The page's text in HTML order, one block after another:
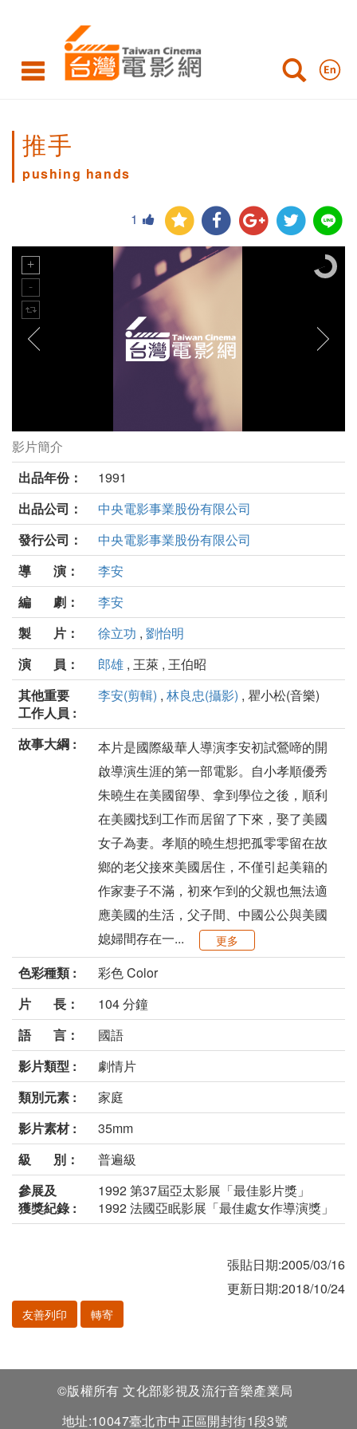
推手
pushing hands
1
推手劇照
影片簡介
出品年份：
1991
出品公司：
中央電影事業股份有限公司
發行公司：
中央電影事業股份有限公司
導 演：
李安
編 劇：
李安
製 片：
徐立功 , 劉怡明
演 員：
郎雄 , 王萊 , 王伯昭
其他重要
工作人員 :
李安(剪輯) , 林良忠(攝影) , 瞿小松(音樂)
故事大綱 :
本片是國際級華人導演李安初試鶯啼的開
啟導演生涯的第一部電影。自小孝順優秀
朱曉生在美國留學、拿到學位之後，順利
在美國找到工作而居留了下來，娶了美國
女子為妻。孝順的曉生想把孤零零留在故
鄉的老父接來美國居住，不僅引起美籍的
作家妻子不滿，初來乍到的父親也無法適
應美國的生活，父子間、中國公公與美國
媳婦間存在一...
更多
色彩種類 :
彩色 Color
片 長：
104 分鐘
語 言：
國語
影片類型 :
劇情片
類別元素 :
家庭
影片素材 :
35mm
級 別：
普遍級
參展及
獲獎紀錄 :
1992 第37屆亞太影展「最佳影片獎」
1992 法國亞眠影展「最佳處女作導演獎」
張貼日期:2005/03/16
更新日期:2018/10/24
友善列印 轉寄
©版權所有 文化部影視及流行音樂產業局
地址:10047臺北市中正區開封街1段3號